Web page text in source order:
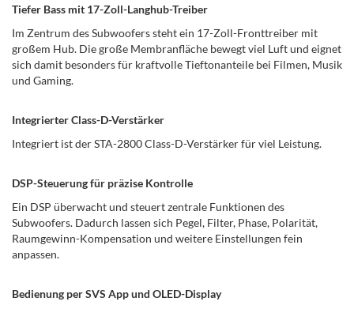
Tiefer Bass mit 17-Zoll-Langhub-Treiber
Im Zentrum des Subwoofers steht ein 17-Zoll-Fronttreiber mit
großem Hub. Die große Membranfläche bewegt viel Luft und eignet
sich damit besonders für kraftvolle Tieftonanteile bei Filmen, Musik
und Gaming.
Integrierter Class-D-Verstärker
Integriert ist der STA-2800 Class-D-Verstärker für viel Leistung.
DSP-Steuerung für präzise Kontrolle
Ein DSP überwacht und steuert zentrale Funktionen des
Subwoofers. Dadurch lassen sich Pegel, Filter, Phase, Polarität,
Raumgewinn-Kompensation und weitere Einstellungen fein
anpassen.
Bedienung per SVS App und OLED-Display